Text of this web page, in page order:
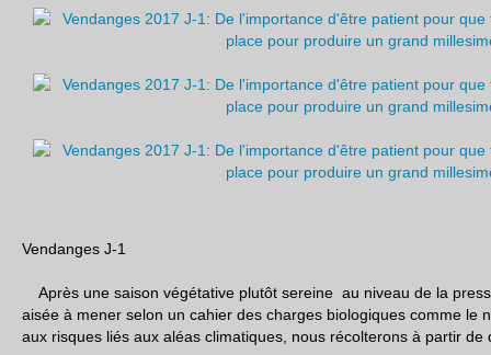
Vendanges J-1
Après une saison végétative plutôt sereine au niveau de la
aisée à mener selon un cahier des charges biologiques comme le
aux risques liés aux aléas climatiques, nous récolterons à partir de